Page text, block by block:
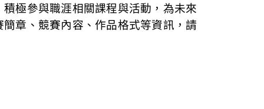
極參與職涯相關課程與活動，為未來
章、競賽內容、作品格式等資訊，請